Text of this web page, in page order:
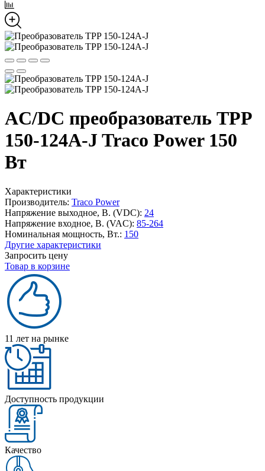
AC/DC преобразователь TPP
150-124A-J Traco Power 150
Вт
Характеристики
Производитель: Traco Power
Напряжение выходное, В. (VDC): 24
Напряжение входное, В. (VAC): 85-264
Номинальная мощность, Вт.: 150
Другие характеристики
Запросить цену
Товар в корзине
11 лет на рынке
Доступность продукции
Качество